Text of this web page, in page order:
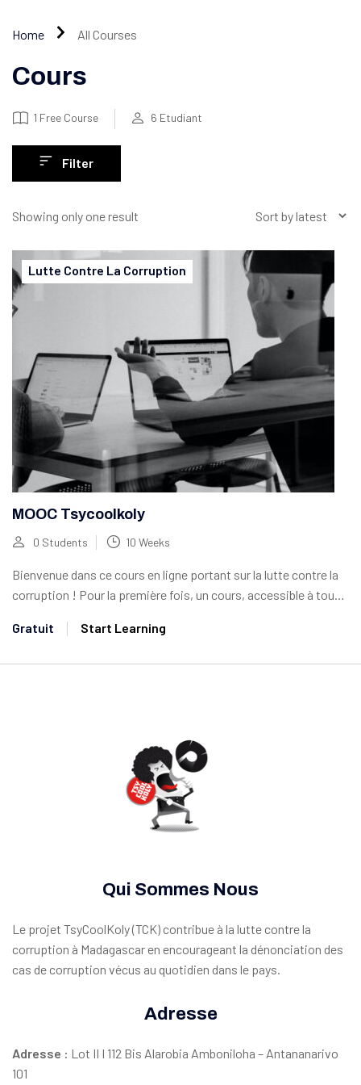
Home All Courses
Cours
1 Free Course 6 Etudiant
Filter
Showing only one result
Lutte Contre La Corruption
MOOC Tsycoolkoly
0 Students 10 Weeks
Bienvenue dans ce cours en ligne portant sur la lutte contre la
corruption ! Pour la première fois, un cours, accessible à tous,
Gratuit
Start Learning
Qui Sommes Nous
Le projet TsyCoolKoly (TCK) contribue à la lutte contre la
corruption à Madagascar en encourageant la dénonciation des
cas de corruption vécus au quotidien dans le pays.
Adresse
Adresse : Lot II I 112 Bis Alarobia Amboniloha – Antananarivo
101